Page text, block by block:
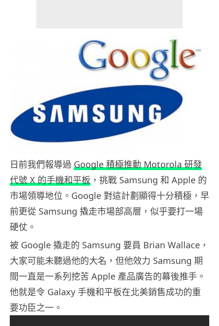
日前我們報導過 Google 積極推動 Motorola 研發
代號 X 的手機和平板 ，挑戰 Samsung 和 Apple 的
市場領導地位。Google 對這計劃顯得十分積極，早
前更從 Samsung 撬走市場部高層，似乎要打一場
硬仗。
被 Google 撬走的 Samsung 要員 Brian Wallace，
大家可能未聽過他的大名，但他效力 Samsung 期
間一直是一系列挖苦 Apple 產品廣告的幕後推手。
他就是令 Galaxy 手機和平板在北美銷售成功的重
要功臣之一。